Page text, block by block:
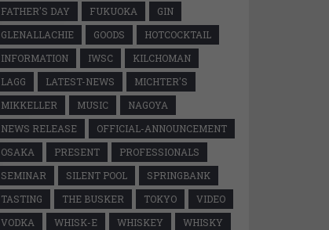
FATHER'S DAY
FUKUOKA
GIN
GLENALLACHIE
GOODS
HOTCOCKTAIL
INFORMATION
IWSC
KILCHOMAN
LAGG
LATEST-NEWS
MICHTER'S
MIKKELLER
MUSIC
NAGOYA
NEWS RELEASE
OFFICIAL-ANNOUNCEMENT
OSAKA
PRESENT
PROFESSIONALS
SEMINAR
SILENT POOL
SPRINGBANK
TASTING
THE BUSKER TOKYO
VIDEO
VODKA
WHISK-E WHISKEY
WHISKY